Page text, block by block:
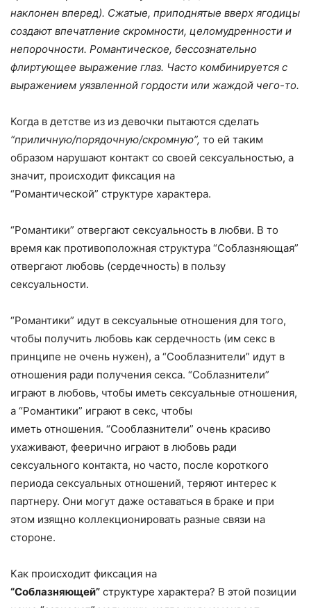
наклонен вперед). Сжатые, приподнятые вверх ягодицы
создают впечатление скромности, целомудренности и
непорочности. Романтическое, бессознательно
флиртующее выражение глаз. Часто комбинируется с
выражением уязвленной гордости или жаждой чего-то.
Когда в детстве из из девочки пытаются сделать
“приличную/порядочную/скромную”, то ей таким
образом нарушают контакт со своей сексуальностью, а
значит, происходит фиксация на
“Романтической” структуре характера.
“Романтики” отвергают сексуальность в любви. В то
время как противоположная структура “Соблазняющая”
отвергают любовь (сердечность) в пользу
сексуальности.
“Романтики” идут в сексуальные отношения для того,
чтобы получить любовь как сердечность (им секс в
принципе не очень нужен), а “Сооблазнители” идут в
отношения ради получения секса. “Соблазнители”
играют в любовь, чтобы иметь сексуальные отношения,
а “Романтики” играют в секс, чтобы
иметь отношения. “Сооблазнители” очень красиво
ухаживают, феерично играют в любовь ради
сексуального контакта, но часто, после короткого
периода сексуальных отношений, теряют интерес к
партнеру. Они могут даже оставаться в браке и при
этом изящно коллекционировать разные связи на
стороне.
Как происходит фиксация на
“Соблазняющей” структуре характера? В этой позиции